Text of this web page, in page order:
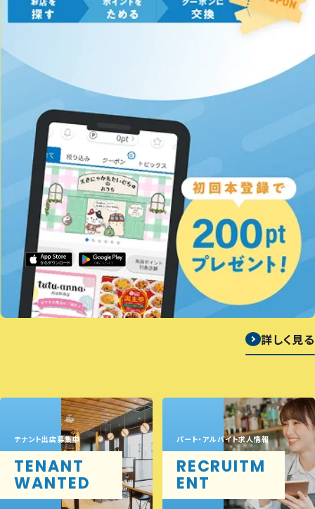
詳しく見る
テナント出店募集中
TENANT
WANTED
パート・アルバイト求人情報
RECRUITM
ENT